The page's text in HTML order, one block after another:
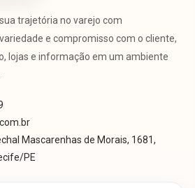
trajetória no varejo com
e compromisso com o cliente,
lojas e informação em um ambiente
Mascarenhas de Morais, 1681,
PE